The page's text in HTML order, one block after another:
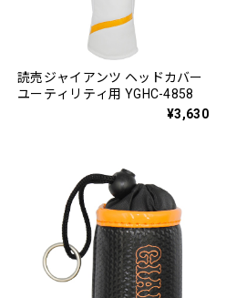
読売ジャイアンツ ヘッドカバー
ユーティリティ用 YGHC-4858
¥3,630